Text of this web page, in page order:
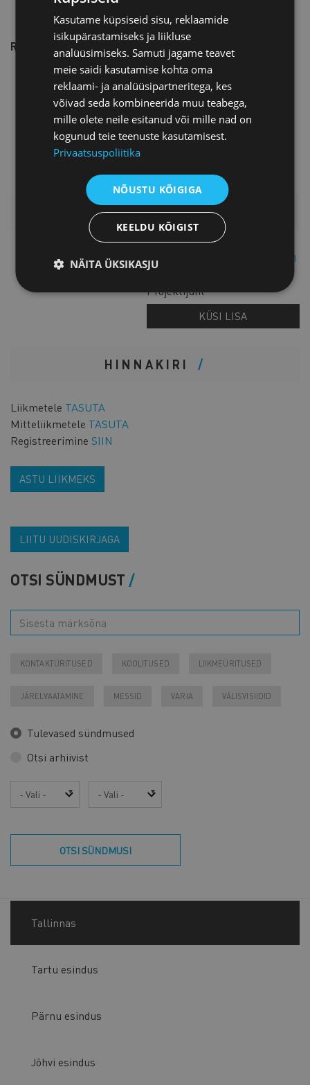
REGISTREERI SIIN
LISAINFO
Merit Fimberg-Espuch
Projektijuht
KÜSI LISA
HINNAKIRI
Liikmetele TASUTA
Mitteliikmetele TASUTA
Registreerimine SIIN
ASTU LIIKMEKS
LIITU UUDISKIRJAGA
OTSI SÜNDMUST
KONTAKTÜRITUSED KOOLITUSED LIIKMEÜRITUSED
JÄRELVAATAMINE MESSID VARIA VÄLISVISIIDID
Tulevased sündmused
Otsi arhiivist
Aasta Kuu
OTSI SÜNDMUSI
Tallinnas
Tartu esindus
Pärnu esindus
Jõhvi esindus
Kasutame küpsiseid sisu, reklaamide
isikupärastamiseks ja liikluse
analüüsimiseks. Samuti jagame teavet
meie saidi kasutamise kohta oma
reklaami- ja analüüsipartneritega, kes
võivad seda kombineerida muu teabega,
mille olete neile esitanud või mille nad on
kogunud teie teenuste kasutamisest.
Privaatsuspoliitika
NÕUSTU KÕIGIGA
KEELDU KÕIGIST
NÄITA ÜKSIKASJU